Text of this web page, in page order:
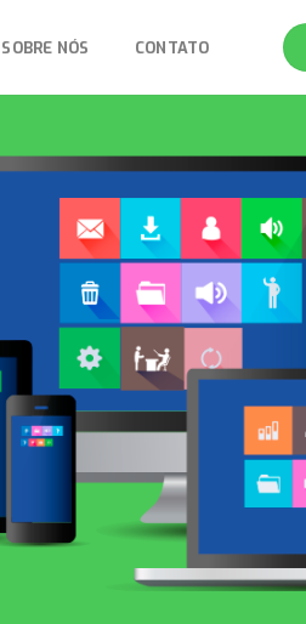
SOBRE NÓS CONTATO